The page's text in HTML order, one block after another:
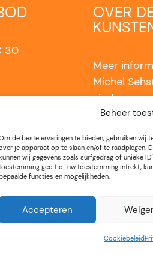
Beheer
de beste ervaringen te bieden, gebruiken wij
je apparaat op te slaan en/of te raadplegen.
kunnen wij gegevens zoals surfgedrag of unieke
geeft of uw toestemming intrekt,
bepaalde functies en mogelijkheden.
Accepteren
Cookiebeleid
30
OVER
Meer
Michel
vinden.
uur – Op vele